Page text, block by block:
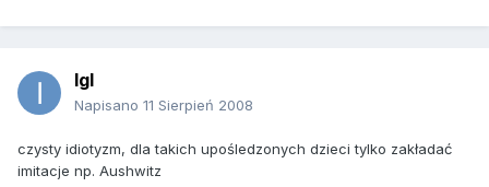
IgI
Napisano 11 Sierpień 2008
czysty idiotyzm, dla takich upośledzonych dzieci tylko zakładać
imitacje np. Aushwitz